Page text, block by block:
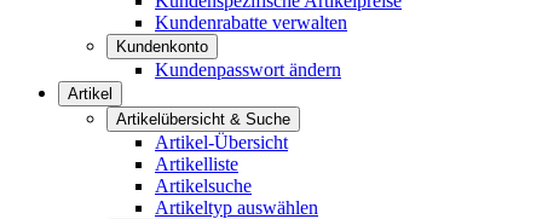
Kundenrabatte verwalten
Kundenkonto
Kundenpasswort ändern
Artikel
Artikelübersicht & Suche
Artikel-Übersicht
Artikelliste
Artikelsuche
Artikeltyp auswählen